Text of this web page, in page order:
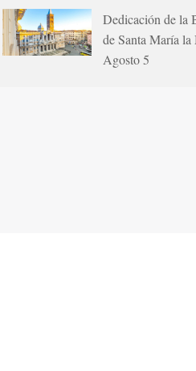
Dedicación de la
de Santa María
Agosto 5